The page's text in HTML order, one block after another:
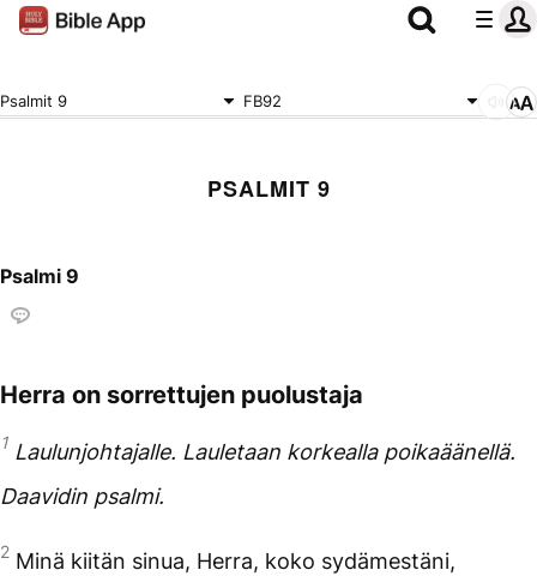
Psalmit 9 FB92
PSALMIT 9
Psalmi 9
Herra on sorrettujen puolustaja
1 Laulunjohtajalle. Lauletaan korkealla poikaäänellä.
Daavidin psalmi.
2 Minä kiitän sinua, Herra, koko sydämestäni,